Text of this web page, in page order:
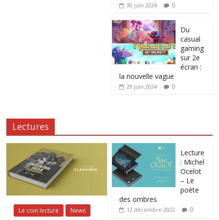
30 juin 2024 0
Du
casual
gaming
sur 2e
écran :
la nouvelle vague
29 juin 2024 0
Lectures
Le coin lecture News
Lecture
: Michel
Ocelot
– Le
poète
des ombres
12 décembre 2022 0